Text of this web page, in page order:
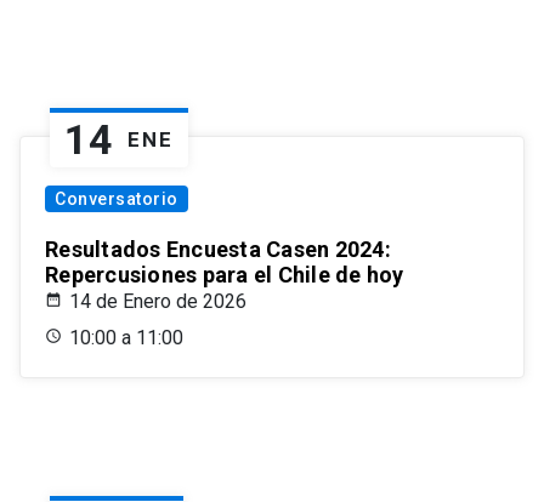
14 ENE
Conversatorio
Resultados Encuesta Casen 2024:
Repercusiones para el Chile de hoy
14 de Enero de 2026
10:00 a 11:00